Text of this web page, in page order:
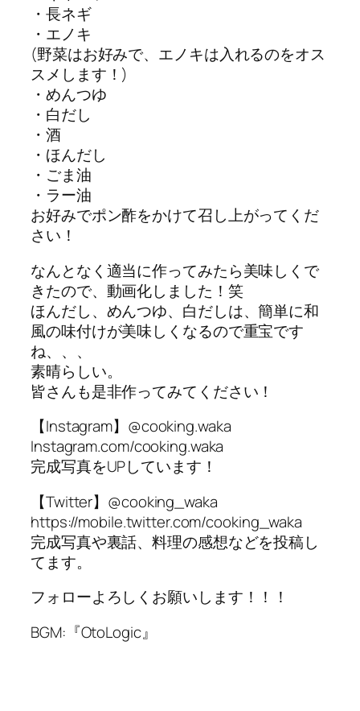
・長ネギ
・エノキ
(野菜はお好みで、エノキは入れるのをオス
スメします！)
・めんつゆ
・白だし
・酒
・ほんだし
・ごま油
・ラー油
お好みでポン酢をかけて召し上がってくだ
さい！
なんとなく適当に作ってみたら美味しくで
きたので、動画化しました！笑
ほんだし、めんつゆ、白だしは、簡単に和
風の味付けが美味しくなるので重宝です
ね、、、
素晴らしい。
皆さんも是非作ってみてください！
【Instagram】@cooking.waka
Instagram.com/cooking.waka
完成写真をUPしています！
【Twitter】@cooking_waka
https://mobile.twitter.com/cooking_waka
完成写真や裏話、料理の感想などを投稿し
てます。
フォローよろしくお願いします！！！
BGM:『OtoLogic』